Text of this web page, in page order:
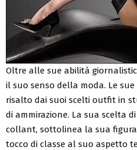
Oltre alle sue abilità
il suo senso della moda. Le sue
risalto dai suoi scelti outfit in
di ammirazione. La sua scelta
collant, sottolinea la sua
tocco di classe al suo aspetto